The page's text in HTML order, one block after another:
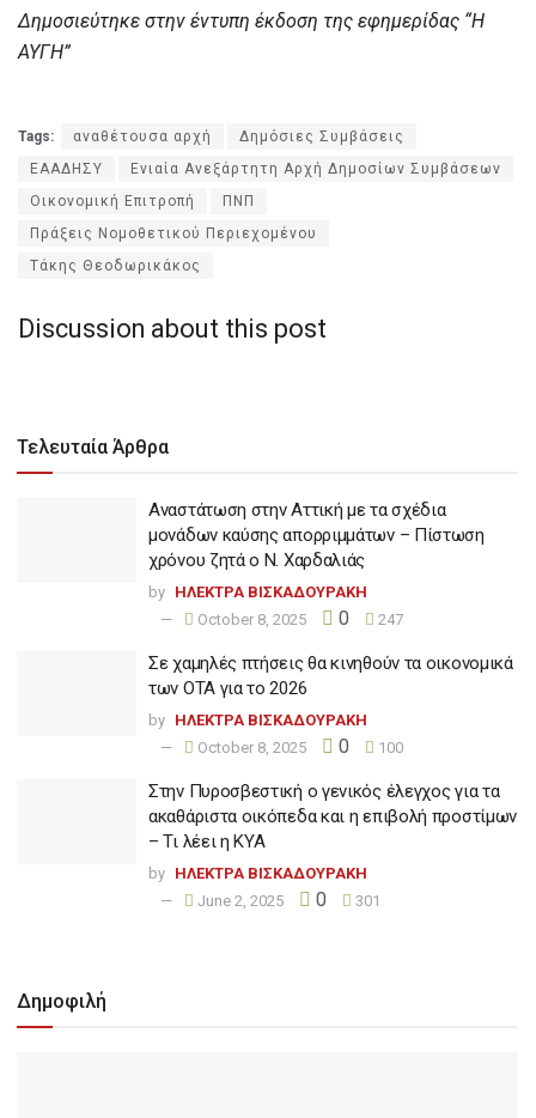
Δημοσιεύτηκε στην έντυπη έκδοση της εφημερίδας “Η
ΑΥΓΗ”
Tags: αναθέτουσα αρχή
Δημόσιες Συμβάσεις
ΕΑΑΔΗΣΥ
Ενιαία Ανεξάρτητη Αρχή Δημοσίων Συμβάσεων
Οικονομική Επιτροπή
ΠΝΠ
Πράξεις Νομοθετικού Περιεχομένου
Τάκης Θεοδωρικάκος
Discussion about this post
Τελευταία Άρθρα
Αναστάτωση στην Αττική με τα σχέδια
μονάδων καύσης απορριμμάτων – Πίστωση
χρόνου ζητά ο Ν. Χαρδαλιάς
by ΗΛΕΚΤΡΑ ΒΙΣΚΑΔΟΥΡΑΚΗ
October 8, 2025
0 247
Σε χαμηλές πτήσεις θα κινηθούν τα οικονομικά
των ΟΤΑ για το 2026
by ΗΛΕΚΤΡΑ ΒΙΣΚΑΔΟΥΡΑΚΗ
October 8, 2025
0 100
Στην Πυροσβεστική ο γενικός έλεγχος για τα
ακαθάριστα οικόπεδα και η επιβολή προστίμων
– Τι λέει η ΚΥΑ
by ΗΛΕΚΤΡΑ ΒΙΣΚΑΔΟΥΡΑΚΗ
June 2, 2025
0 301
Δημοφιλή